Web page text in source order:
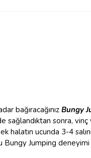
bağıracağınız Bungy
sonra, vinç
halatın ucunda 3-4
Jumping deneyimi